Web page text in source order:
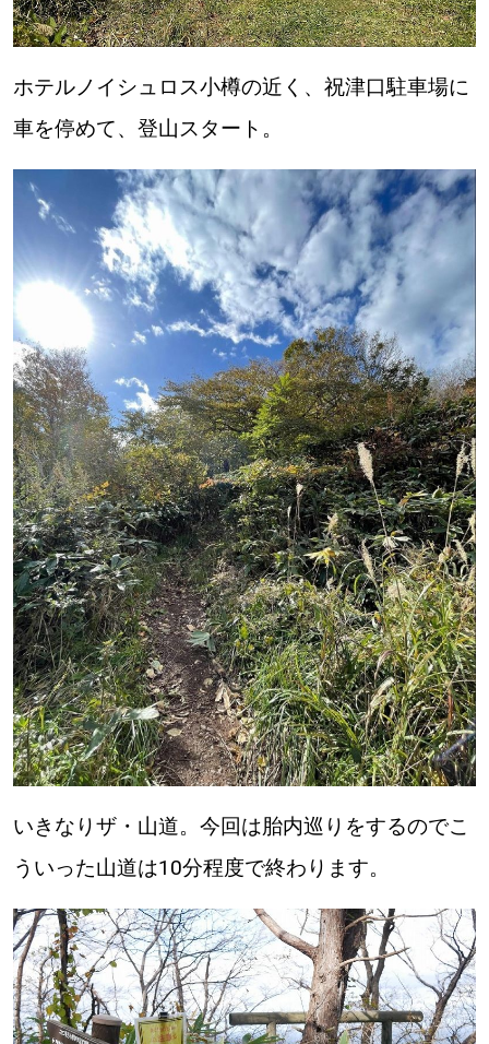
北海道で暮らす、あなたとつくる、
明日への”きっかけ”WEBマガジン
パートナーメディア Sitakkeパートナー
運営会社 広告掲載
情報提供・お問い合わせ 利用規約
プライバシーポリシー
【札幌のお気に入りを見つけたい】
【道北のお気に入りを見つけたい】
【道東のお気に入りを見つけたい】
ホテルノイシュロス小樽の近く、祝津口駐車場に
車を停めて、登山スタート。
いきなりザ・山道。今回は胎内巡りをするのでこ
ういった山道は10分程度で終わります。